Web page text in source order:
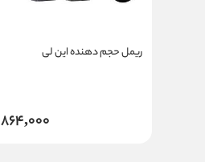
ریمل حجم دهنده این لی
864,000